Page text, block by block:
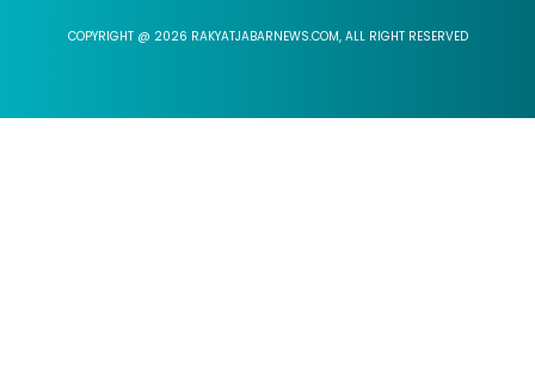
COPYRIGHT @ 2026 RAKYATJABARNEWS.COM, ALL RIGHT RESERVED